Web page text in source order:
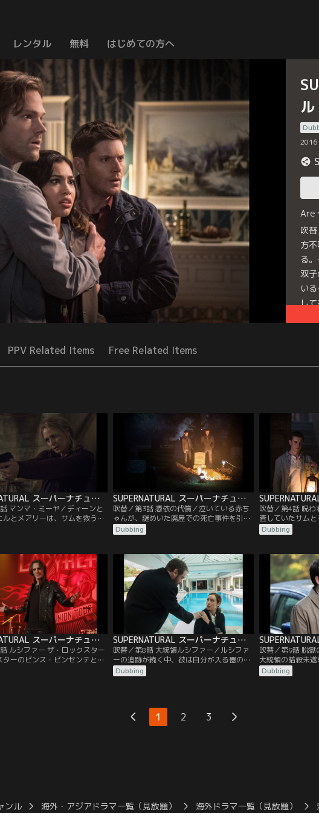
レンタル 無料 はじめての方へ
2016
Are
吹
方
る
双
い
し
PPV Related Items Free Related Items
SUPERNATURAL スーパーナチュラル シーズン12 第02話／吹替
マンマ・ミーヤ／ディーンと
ルとメアリーは、サムを救うた
をつかみ、救出へと向かう。
メアリーを危険な目に遭わせ
い張る。一方クラウリーは、ル
、ビンス・ビンセンテというロ
ーの体を乗っ取っていることを
SUPERNATURAL スーパーナチュラル シーズン12 第03話／吹替
吹替／第3話 憑依の代償／泣いている赤ち
ゃんが、謎めいた廃屋での死亡事件を引き
起こし、メアリー、サムとディーンは事件
の調査に乗り出す。一方、カスティエルは
ウリーと組むことになる。
Dubbing
吹替／第4話 呪
査していたサム
ずに暮らしてい
く。兄弟は、そ
抱えているとい
は、最近メアリ
ようともがき苦
Dubbing
SUPERNATURAL スーパーナチュラル シーズン12 第07話／吹替
ルシファー ザ・ロックスター
ターのビンス・ビンセンテとな
ーは、自分が望めばファンは
れるということに気づく。ル
SUPERNATURAL スーパーナチュラル シーズン12 第08話／吹替
吹替／第8話 大統領ルシファー／ルシファ
ーの追跡が続く中、彼は自分が入る器の力
と影響力を探求するあまり、とうとうホワ
イトハウスにたどり着く。アメリカ合衆国
クラウリー、そしてロウィーナは、一丸と
なってダークロードと闘う。
Dubbing
吹替／第9話 脱
大統領の暗殺未
ディーンは、政
下の抑留施設か
Dubbing
1 2 3
ンル 海外・アジアドラマ一覧（見放題） 海外ドラマ一覧（見放題）